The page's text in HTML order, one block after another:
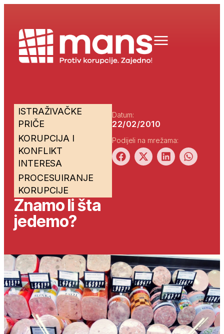
ISTRAŽIVAČKE
PRIČE
KORUPCIJA I
KONFLIKT
INTERESA
PROCESUIRANJE
KORUPCIJE
Znamo li šta
jedemo?
Datum:
22/02/2010
Podijeli na mrežama: